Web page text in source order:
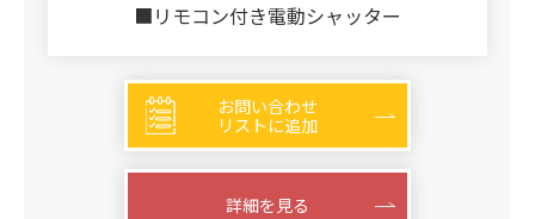
■リモコン付き電動シャッター
お問い合わせ
リストに追加
詳細を見る